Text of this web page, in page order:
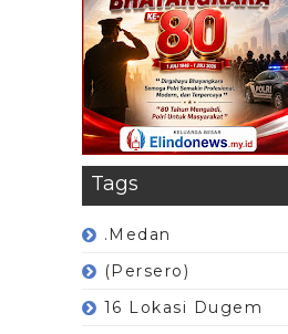
Tags
.Medan
(Persero)
16 Lokasi Dugem